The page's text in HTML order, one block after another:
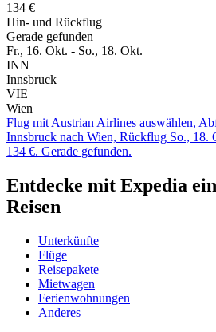
134 €
Hin- und Rückflug
Gerade gefunden
Fr., 16. Okt. - So., 18. Okt.
INN
Innsbruck
VIE
Wien
Flug mit Austrian Airlines auswählen,
Innsbruck nach Wien, Rückflug So., 18.
134 €. Gerade gefunden.
Entdecke mit Expedia
Reisen
Unterkünfte
Flüge
Reisepakete
Mietwagen
Ferienwohnungen
Anderes